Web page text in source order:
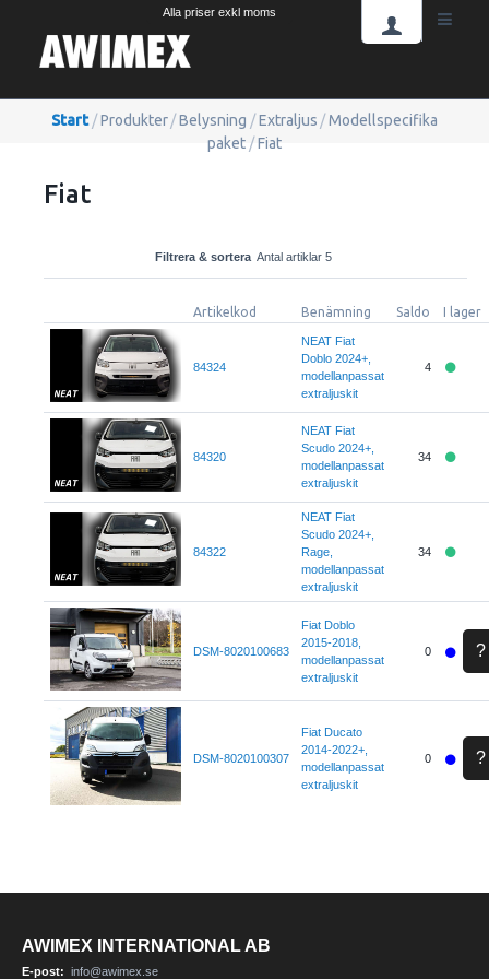
Alla priser exkl moms
Start / Produkter /Belysning / Extraljus /Modellspecifika
paket /Fiat
Fiat
Filtrera & sortera Antal artiklar 5
Artikelkod Benämning Saldo I lager
84324
NEAT Fiat
Doblo 2024+,
modellanpassat
extraljuskit
4
84320
NEAT Fiat
Scudo 2024+,
modellanpassat
extraljuskit
34
84322
NEAT Fiat
Scudo 2024+,
Rage,
modellanpassat
extraljuskit
34
DSM-8020100683
Fiat Doblo
2015-2018,
modellanpassat
extraljuskit
0 ?
DSM-8020100307
Fiat Ducato
2014-2022+,
modellanpassat
extraljuskit
0 ?
AWIMEX INTERNATIONAL AB
E-post: info@awimex.se